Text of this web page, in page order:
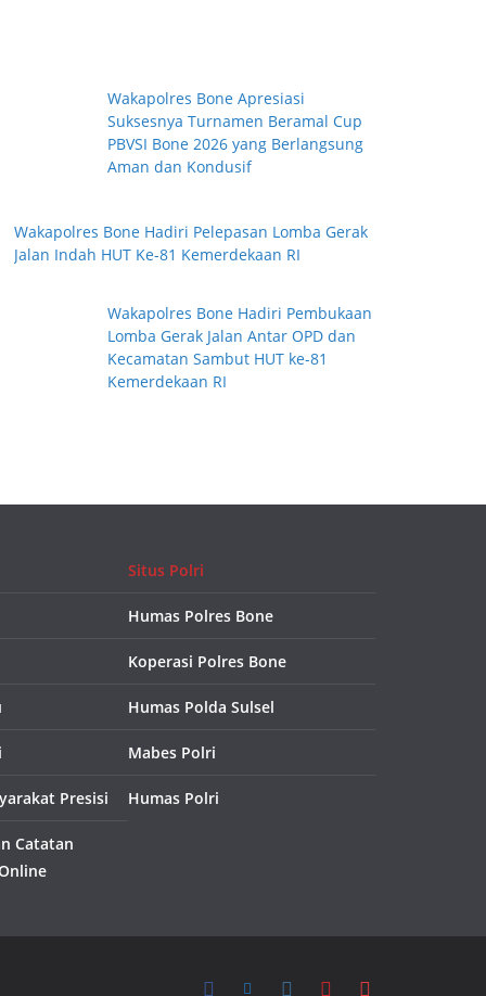
Wakapolres Bone Apresiasi
Suksesnya Turnamen Beramal Cup
PBVSI Bone 2026 yang Berlangsung
Aman dan Kondusif
Wakapolres Bone Hadiri Pelepasan Lomba Gerak
Jalan Indah HUT Ke-81 Kemerdekaan RI
Wakapolres Bone Hadiri Pembukaan
Lomba Gerak Jalan Antar OPD dan
Kecamatan Sambut HUT ke-81
Kemerdekaan RI
Presisi
Catatan
Situs Polri
Humas Polres Bone
Koperasi Polres Bone
Humas Polda Sulsel
Mabes Polri
Humas Polri